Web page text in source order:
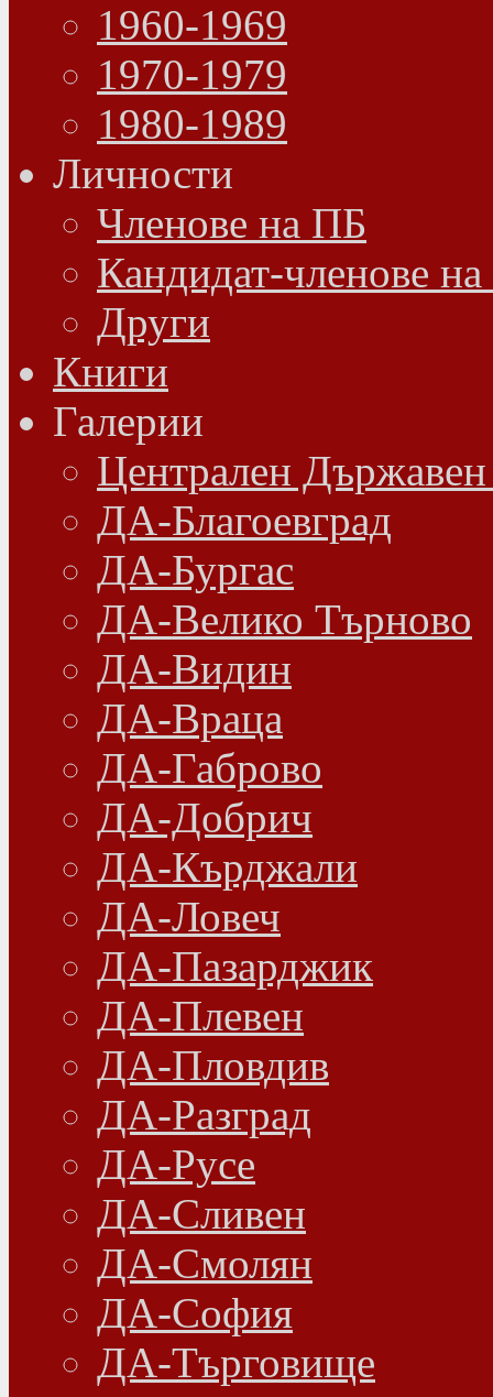
1960-1969
1970-1979
1980-1989
Личности
Членове на ПБ
Кандидат-членове
Други
Книги
Галерии
Централен
ДА-Благоевград
ДА-Бургас
ДА-Велико Търново
ДА-Видин
ДА-Враца
ДА-Габрово
ДА-Добрич
ДА-Кърджали
ДА-Ловеч
ДА-Пазарджик
ДА-Плевен
ДА-Пловдив
ДА-Разград
ДА-Русе
ДА-Сливен
ДА-Смолян
ДА-София
ДА-Търговище